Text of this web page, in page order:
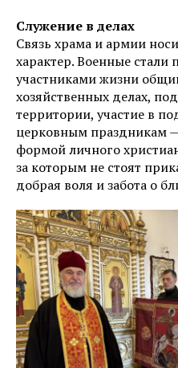
Служение в делах
Связь храма и армии
характер. Военные
участниками жизни
хозяйственных делах,
территории, участие в
церковным праздникам
формой личного
за которым не стоят
добрая воля и забота о